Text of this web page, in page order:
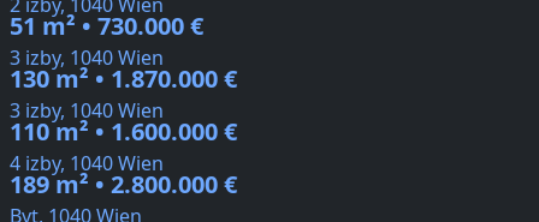
51 m² • 730.000 €
3 izby, 1040 Wien
130 m² • 1.870.000 €
3 izby, 1040 Wien
110 m² • 1.600.000 €
4 izby, 1040 Wien
189 m² • 2.800.000 €
Byt, 1040 Wien